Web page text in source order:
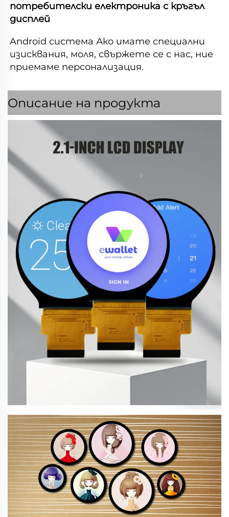
потребителски електроника с кръгъл
дисплей
Android система Ако имате специални
изисквания, моля, свържете се с нас, ние
приемаме персонализация.
Описание на продукта